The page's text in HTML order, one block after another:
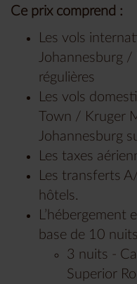
Ce prix comprend :
Les vols
Johannesburg /
régulières
Les vols
Town / Kruger
Johannesburg
Les taxes
Les transferts
hôtels.
L’hébergement
base de 10
3 nuits -
Superior